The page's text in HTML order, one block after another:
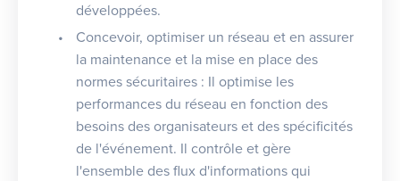
développées.
Concevoir, optimiser un réseau et en assurer
la maintenance et la mise en place des
normes sécuritaires : Il optimise les
performances du réseau en fonction des
besoins des organisateurs et des spécificités
de l'événement. Il contrôle et gère
l'ensemble des flux d'informations qui